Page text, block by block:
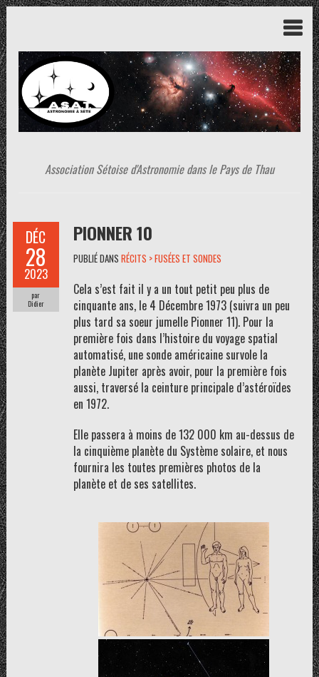
Association Sétoise d'Astronomie dans le Pays de Thau
DÉC
28
2023
par
Didier
PIONNER 10
PUBLIÉ DANS RÉCITS > FUSÉES ET SONDES
Cela s’est fait il y a un tout petit peu plus de
cinquante ans, le 4 Décembre 1973 (suivra un peu
plus tard sa soeur jumelle Pionner 11). Pour la
première fois dans l’histoire du voyage spatial
automatisé, une sonde américaine survole la
planète Jupiter après avoir, pour la première fois
aussi, traversé la ceinture principale d’astéroïdes
en 1972.
Elle passera à moins de 132 000 km au-dessus de
la cinquième planète du Système solaire, et nous
fournira les toutes premières photos de la
planète et de ses satellites.